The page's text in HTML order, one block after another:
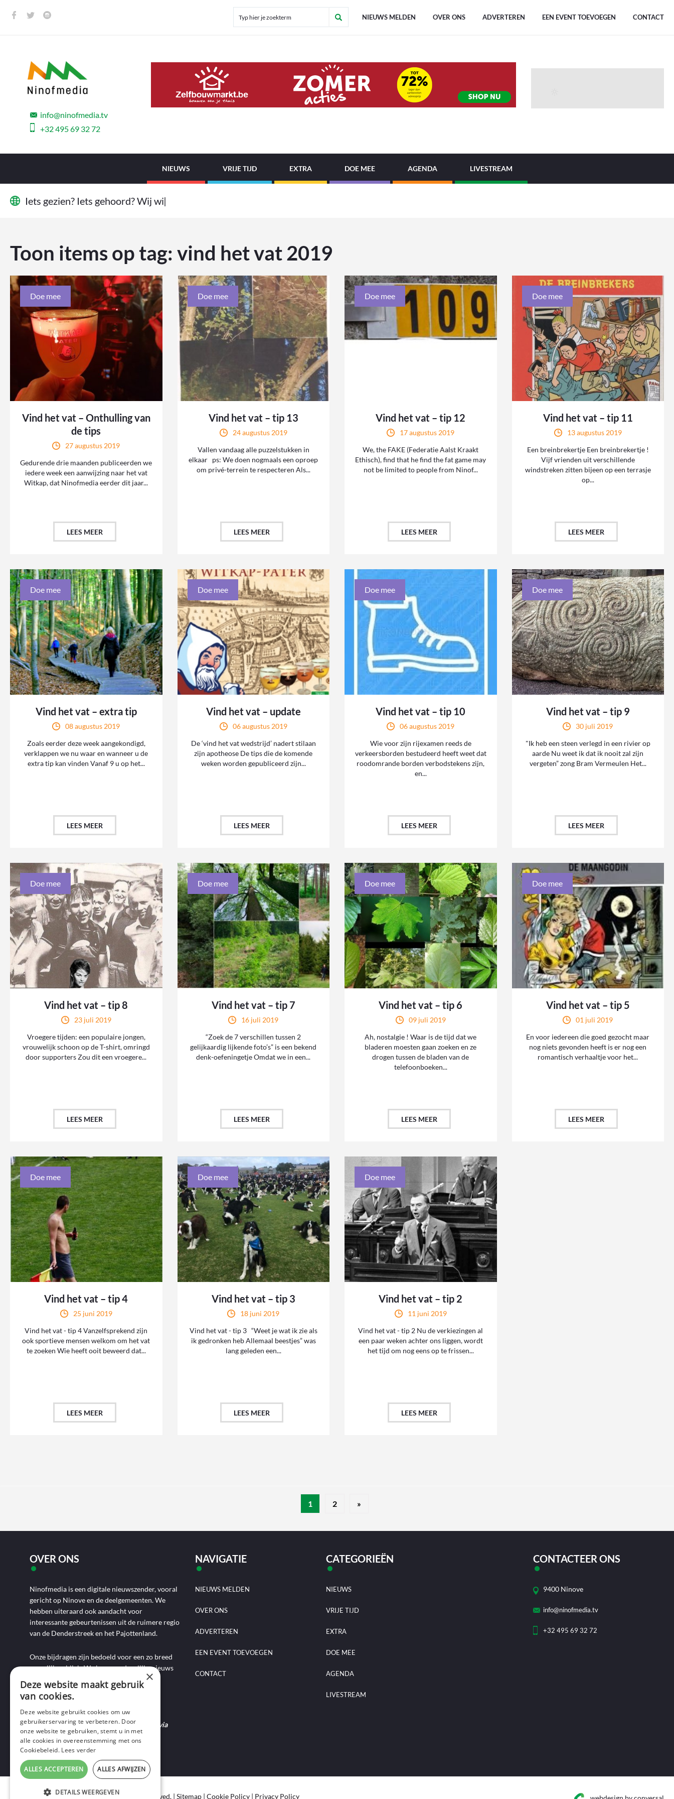
NIEUWS MELDEN OVER ONS ADVERTEREN EEN EVENT TOEVOEGEN CONTACT
info@ninofmedia.tv
+32 495 69 32 72
NIEUWS VRIJE TIJD EXTRA DOE MEE AGENDA LIVESTREAM
Iets gezien? Iets gehoord?Wij wil
Toon items op tag: vind het vat 2019
Doe mee
Vind het vat – Onthulling van
de tips
27 augustus 2019
Gedurende drie maanden publiceerden we
iedere week een aanwijzing naar het vat
Witkap, dat Ninofmedia eerder dit jaar...
LEES MEER
Doe mee
Vind het vat – tip 13
24 augustus 2019
Vallen vandaag alle puzzelstukken in
elkaar ps: We doen nogmaals een oproep
om privé-terrein te respecteren Als...
LEES MEER
Doe mee
Vind het vat – tip 12
17 augustus 2019
We, the FAKE (Federatie Aalst Kraakt
Ethisch), find that he find the fat game may
not be limited to people from Ninof...
LEES MEER
Doe mee
Vind het vat – tip 11
13 augustus 2019
Een breinbrekertje Een breinbrekertje !
Vijf vrienden uit verschillende
windstreken zitten bijeen op een terrasje
op...
LEES MEER
Doe mee
Vind het vat – extra tip
08 augustus 2019
Zoals eerder deze week aangekondigd,
verklappen we nu waar en wanneer u de
extra tip kan vinden Vanaf 9 u op het...
LEES MEER
Doe mee
Vind het vat – update
06 augustus 2019
De ‘vind het vat wedstrijd’ nadert stilaan
zijn apotheose De tips die de komende
weken worden gepubliceerd zijn...
LEES MEER
Doe mee
Vind het vat – tip 10
06 augustus 2019
Wie voor zijn rijexamen reeds de
verkeersborden bestudeerd heeft weet dat
roodomrande borden verbodstekens zijn,
en...
LEES MEER
Doe mee
Vind het vat – tip 9
30 juli 2019
"Ik heb een steen verlegd in een rivier op
aarde Nu weet ik dat ik nooit zal zijn
vergeten” zong Bram Vermeulen Het...
LEES MEER
Doe mee
Vind het vat – tip 8
23 juli 2019
Vroegere tijden: een populaire jongen,
vrouwelijk schoon op de T-shirt, omringd
door supporters Zou dit een vroegere...
LEES MEER
Doe mee
Vind het vat – tip 7
16 juli 2019
“Zoek de 7 verschillen tussen 2
gelijkaardig lijkende foto’s” is een bekend
denk-oefeningetje Omdat we in een...
LEES MEER
Doe mee
Vind het vat – tip 6
09 juli 2019
Ah, nostalgie ! Waar is de tijd dat we
bladeren moesten gaan zoeken en ze
drogen tussen de bladen van de
telefoonboeken...
LEES MEER
Doe mee
Vind het vat – tip 5
01 juli 2019
En voor iedereen die goed gezocht maar
nog niets gevonden heeft is er nog een
romantisch verhaaltje voor het...
LEES MEER
Doe mee
Vind het vat – tip 4
25 juni 2019
Vind het vat - tip 4 Vanzelfsprekend zijn
ook sportieve mensen welkom om het vat
te zoeken Wie heeft ooit beweerd dat...
LEES MEER
Doe mee
Vind het vat – tip 3
18 juni 2019
Vind het vat - tip 3 “Weet je wat ik zie als
ik gedronken heb Allemaal beestjes” was
lang geleden een...
LEES MEER
Doe mee
Vind het vat – tip 2
11 juni 2019
Vind het vat - tip 2 Nu de verkiezingen al
een paar weken achter ons liggen, wordt
het tijd om nog eens op te frissen...
LEES MEER
1 2 »
OVER ONS
Ninofmedia is een digitale nieuwszender, vooral
gericht op Ninove en de deelgemeenten. We
hebben uiteraard ook aandacht voor
interessante gebeurtenissen uit de ruimere regio
van de Denderstreek en het Pajottenland.
Onze bijdragen zijn bedoeld voor een zo breed
mogelijk publiek. We brengen dagelijks nieuws
aan de hand van artikels, foto-, audio- en
videoverslagen, interviews, reportages en
commentaarstukken.
Heb je nieuws te melden? Contacteer ons via
mail of bel ons op 0495-69 32 72.
NAVIGATIE
NIEUWS MELDEN
OVER ONS
ADVERTEREN
EEN EVENT TOEVOEGEN
CONTACT
CATEGORIEËN
NIEUWS
VRIJE TIJD
EXTRA
DOE MEE
AGENDA
LIVESTREAM
CONTACTEER ONS
9400 Ninove
info@ninofmedia.tv
+32 495 69 32 72
Copyright © 2020 Ninof Media. All Rights Reserved. | Sitemap | Cookie Policy | Privacy Policy
×
Deze website maakt gebruik
van cookies.
Deze website gebruikt cookies om uw
gebruikerservaring te verbeteren. Door
onze website te gebruiken, stemt u in met
alle cookies in overeenstemming met ons
Cookiebeleid. Lees verder
ALLES ACCEPTEREN ALLES AFWIJZEN
DETAILS WEERGEVEN